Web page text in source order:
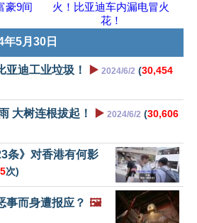
豪9间
火！比亚迪车内漏电冒火
花！
年5月30日
亚迪工业垃圾！ ▶️ 2024/6/2 (30,454
大树连根拔起！ ▶️ 2024/6/2 (30,606
条》对香港有何影
次)
事而身遭报应？ 🖼️